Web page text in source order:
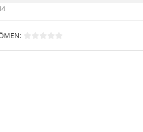
sedan 1 lager av
applicerar du 2 tunna lager av valfri
applicerar du ett tunt lager
och skydda, glöm inte den fria kanten